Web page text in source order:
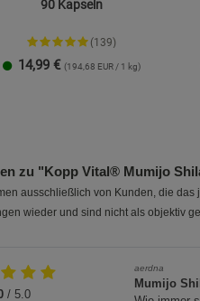
90 Kapseln
(139)
14,99 € (194,68 EUR / 1 kg)
zu "Kopp Vital® Mumijo
ausschließlich von Kunden, die
wieder und sind nicht als objektiv
/ 5.0
aerdna
Mumijo